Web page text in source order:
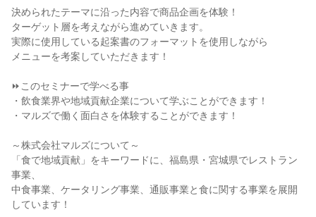
決められたテーマに沿った内容で商品企画を体験！
ターゲット層を考えながら進めていきます。
実際に使用している起案書のフォーマットを使用しながら
メニューを考案していただきます！
⏩このセミナーで学べる事
・飲食業界や地域貢献企業について学ぶことができます！
・マルズで働く面白さを体験することができます！
～株式会社マルズについて～
「食で地域貢献」をキーワードに、福島県・宮城県でレストラン
事業、
中食事業、ケータリング事業、通販事業と食に関する事業を展開
しています！